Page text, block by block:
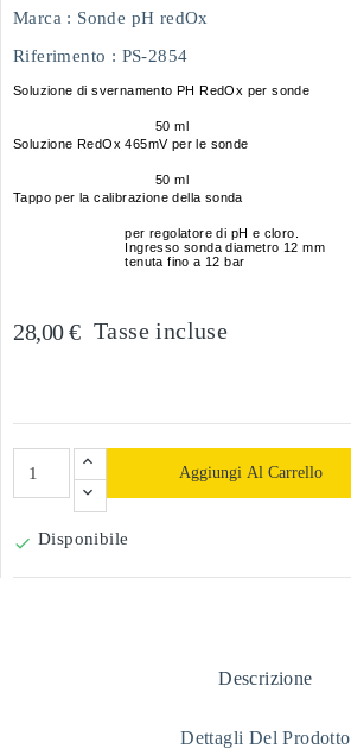
Marca : Sonde pH redOx
Riferimento : PS-2854
Soluzione di svernamento PH RedOx per sonde
50 ml
Soluzione RedOx 465mV per le sonde
50 ml
Tappo per la calibrazione della sonda
per regolatore di pH e cloro.
Ingresso sonda diametro 12 mm
tenuta fino a 12 bar
28,00 € Tasse incluse
Aggiungi Al Carrello
 Disponibile
Descrizione
Dettagli Del Prodotto